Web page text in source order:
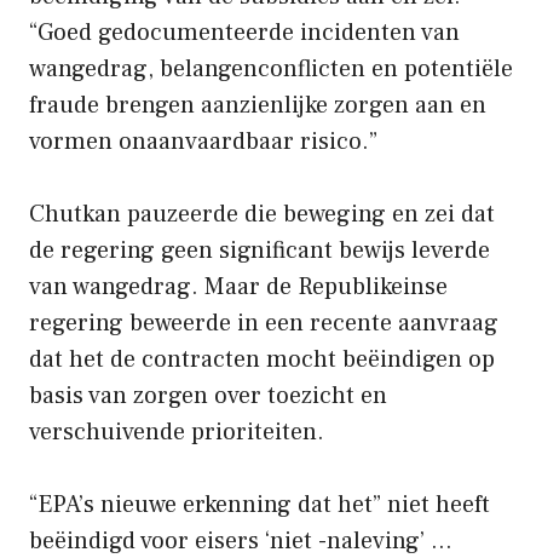
“Goed gedocumenteerde incidenten van
wangedrag, belangenconflicten en potentiële
fraude brengen aanzienlijke zorgen aan en
vormen onaanvaardbaar risico.”
Chutkan pauzeerde die beweging en zei dat
de regering geen significant bewijs leverde
van wangedrag. Maar de Republikeinse
regering beweerde in een recente aanvraag
dat het de contracten mocht beëindigen op
basis van zorgen over toezicht en
verschuivende prioriteiten.
“EPA’s nieuwe erkenning dat het” niet heeft
beëindigd voor eisers ‘niet -naleving’ …